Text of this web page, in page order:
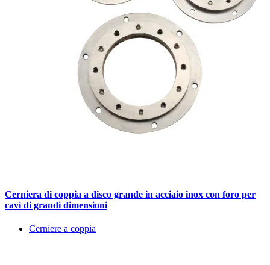
Cerniera di coppia a disco grande in acciaio inox con foro per
cavi di grandi dimensioni
Cerniere a coppia